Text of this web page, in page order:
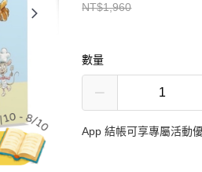
NT$1,960
數量
App 結帳可享專屬活動